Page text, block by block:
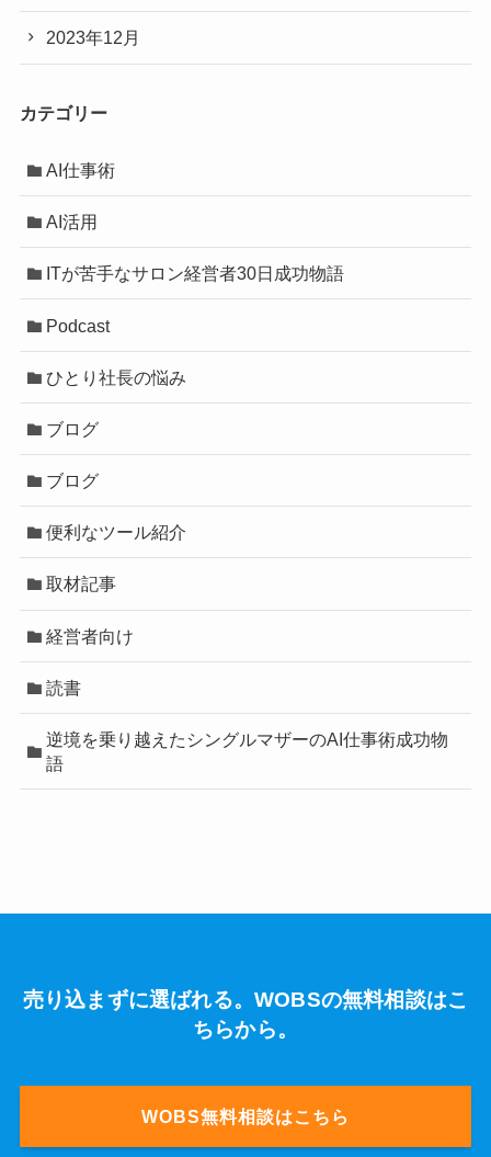
2023年12月
カテゴリー
AI仕事術
AI活用
ITが苦手なサロン経営者30日成功物語
Podcast
ひとり社長の悩み
ブログ
ブログ
便利なツール紹介
取材記事
経営者向け
読書
逆境を乗り越えたシングルマザーのAI仕事術成功物
語
売り込まずに選ばれる。WOBSの無料相談はこ
ちらから。
WOBS無料相談はこちら